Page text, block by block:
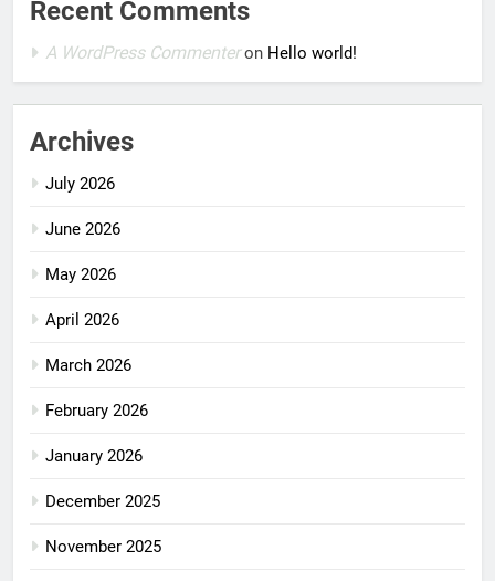
Recent Comments
A WordPress Commenteron Hello world!
Archives
July 2026
June 2026
May 2026
April 2026
March 2026
February 2026
January 2026
December 2025
November 2025